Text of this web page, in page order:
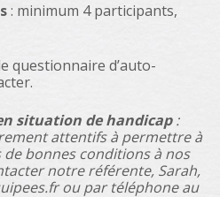
: minimum 4 participants,
questionnaire d’auto-
situation de handicap:
attentifs à permettre à
de bonnes conditions à nos
notre référente, Sarah,
ou par téléphone au